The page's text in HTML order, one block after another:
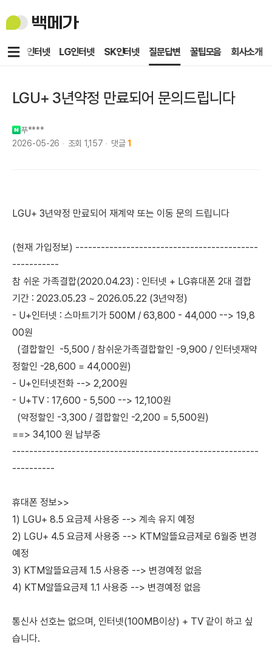
백
메
KT인터넷 LG인터넷 SK인터넷 질문답변 꿀팁모음 회사소개
메
LGU+ 3년약정 만료되어 문의드립니다
푸****
2026-05-26
조회 1,157 댓글 1
LGU+ 3년약정 만료되어 재계약 또는 이동 문의 드립니다
(현재 가입정보) -------------------------------------------
-----------
참 쉬운 가족결합(2020.04.23) : 인터넷 + LG휴대폰 2대 결합
기간 : 2023.05.23 ~ 2026.05.22 (3년약정)
- U+인터넷 : 스마트기가 500M / 63,800 - 44,000 --> 19,8
00원
(결합할인 -5,500 / 참쉬운가족결합할인 -9,900 / 인터넷재약
정할인 -28,600 = 44,000원)
- U+인터넷전화 --> 2,200원
- U+TV : 17,600 - 5,500 --> 12,100원
(약정할인 -3,300 / 결합할인 -2,200 = 5,500원)
==> 34,100 원 납부중
----------------------------------------------------------
----------
휴대폰 정보>>
1) LGU+ 8.5 요금제 사용중 --> 계속 유지 예정
2) LGU+ 4.5 요금제 사용중 --> KTM알뜰요금제로 6월중 변경
예정
3) KTM알뜰요금제 1.5 사용중 --> 변경예정 없음
4) KTM알뜰요금제 1.1 사용중 --> 변경예정 없음
통신사 선호는 없으며, 인터넷(100MB이상) + TV 같이 하고 싶
습니다.